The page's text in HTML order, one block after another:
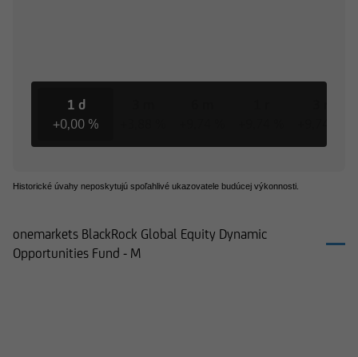
1 d
+0,00 %
Historické úvahy neposkytujú spoľahlivé ukazovatele budúcej výkonnosti.
onemarkets BlackRock Global Equity Dynamic
Opportunities Fund - M